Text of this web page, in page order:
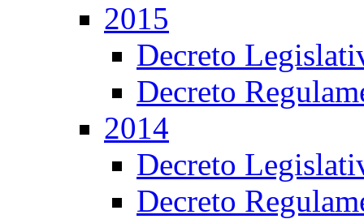
2015
Decreto
Decreto
2014
Decreto
Decreto